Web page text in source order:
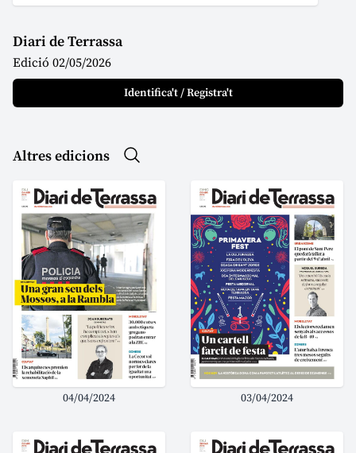
Diari de Terrassa
Edició 02/05/2026
Identifica't / Registra't
Altres edicions
04/04/2024 03/04/2024